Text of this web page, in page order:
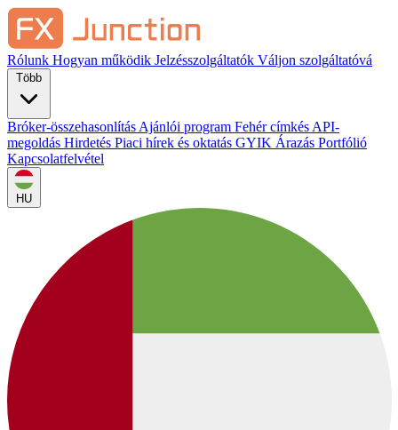
Rólunk Hogyan működik Jelzésszolgáltatók Váljon szolgáltatóvá
Bróker-összehasonlítás Ajánlói program Fehér címkés API-
megoldás Hirdetés Piaci hírek és oktatás GYIK Árazás Portfólió
Kapcsolatfelvétel
HU